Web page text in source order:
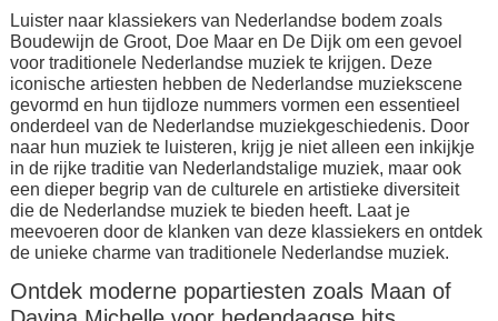
Luister naar klassiekers van Nederlandse bodem zoals
Boudewijn de Groot, Doe Maar en De Dijk om een gevoel
voor traditionele Nederlandse muziek te krijgen. Deze
iconische artiesten hebben de Nederlandse muziekscene
gevormd en hun tijdloze nummers vormen een essentieel
onderdeel van de Nederlandse muziekgeschiedenis. Door
naar hun muziek te luisteren, krijg je niet alleen een inkijkje
in de rijke traditie van Nederlandstalige muziek, maar ook
een dieper begrip van de culturele en artistieke diversiteit
die de Nederlandse muziek te bieden heeft. Laat je
meevoeren door de klanken van deze klassiekers en ontdek
de unieke charme van traditionele Nederlandse muziek.
Ontdek moderne popartiesten zoals Maan of